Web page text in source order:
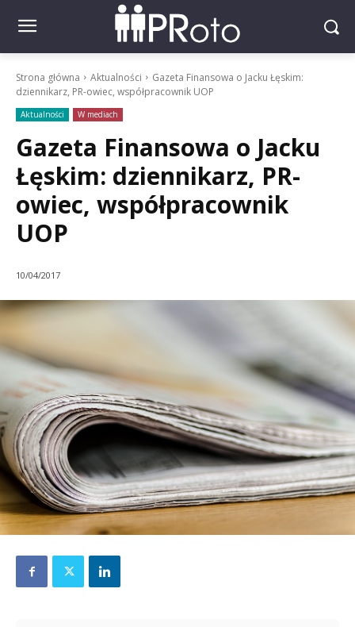
Strona główna Aktualności
Gazeta Finansowa o Jacku Łęskim:
dziennikarz, PR-owiec, współpracownik UOP
Aktualności W mediach
Gazeta Finansowa o Jacku
Łęskim: dziennikarz, PR-
owiec, współpracownik
UOP
10/04/2017